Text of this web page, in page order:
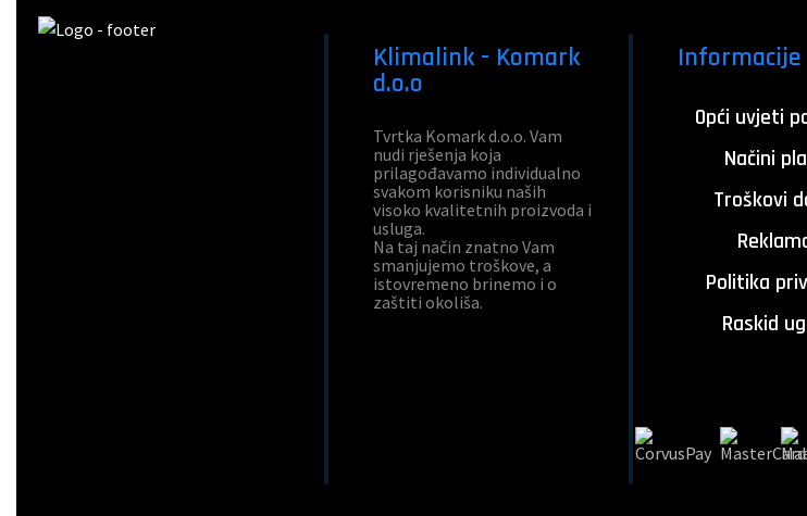
Klimalink - Komark
d.o.o
Tvrtka Komark d.o.o. Vam
nudi rješenja koja
prilagođavamo individualno
svakom korisniku naših
visoko kvalitetnih proizvoda i
usluga.
Na taj način znatno Vam
smanjujemo troškove, a
istovremeno brinemo i o
zaštiti okoliša.
Informacije
Opći uvjeti
Načini
Troškovi
Politika
Raskid